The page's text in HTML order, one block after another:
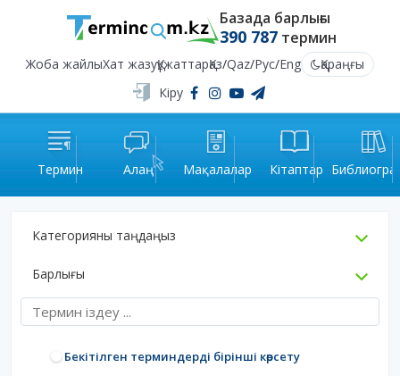
Базада барлығы
390 787термин
Жоба жайлыХат жазуҚұжаттарҚаз/Qaz/Рус/Eng
Қараңғы
Кіру
Термин Алаң Мақалалар Кітаптар
Категорияны таңдаңыз
Барлығы
Бекітілген терминдерді бірінші көрсету